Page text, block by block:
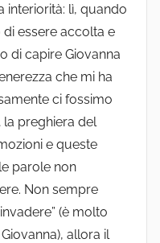
interiorità: lì, quando
di essere accolta e
di capire Giovanna
che mi ha
ci fossimo
la preghiera del
e queste
parole non
Non sempre
(è molto
allora il